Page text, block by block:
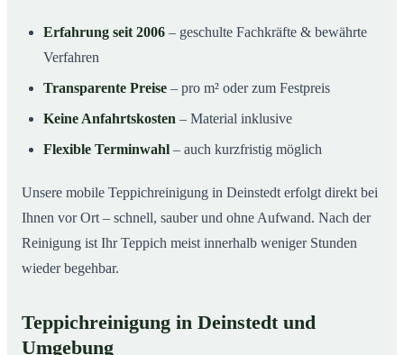
Erfahrung seit 2006 – geschulte Fachkräfte & bewährte
Verfahren
Transparente Preise – pro m² oder zum Festpreis
Keine Anfahrtskosten – Material inklusive
Flexible Terminwahl – auch kurzfristig möglich
Unsere mobile Teppichreinigung in Deinstedt erfolgt direkt bei
Ihnen vor Ort – schnell, sauber und ohne Aufwand. Nach der
Reinigung ist Ihr Teppich meist innerhalb weniger Stunden
wieder begehbar.
Teppichreinigung in Deinstedt und
Umgebung